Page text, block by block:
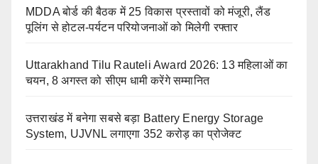
MDDA बोर्ड की बैठक में 25 विकास प्रस्तावों को मंजूरी, लैंड
पूलिंग से होटल-पर्यटन परियोजनाओं को मिलेगी रफ्तार
Uttarakhand Tilu Rauteli Award 2026: 13 महिलाओं का
चयन, 8 अगस्त को सीएम धामी करेंगे सम्मानित
उत्तराखंड में बनेगा सबसे बड़ा Battery Energy Storage
System, UJVNL लगाएगा 352 करोड़ का प्रोजेक्ट